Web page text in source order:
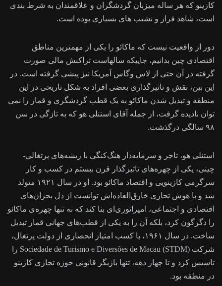
کازینو که هر ساله میزبان گردشگران و علاقمندان به شرط بندی
است، شاهد فراز و نشیب های بسیاری بوده است.
دور از واقعیت نیست که ماکائو را یکی از مهمترین مناطق
اقتصادی چین بدانیم، جاییکه سالهاست تراکنش مالی صورت
گرفته در آن حتی از لاس وگاس آمریکا نیز پیشی گرفته است. در
این بین، نقش و تاثیرگذاری بعضی افراد به شکل تاریخی در این
منطقه و تبدیل شدن ماکائو به یک قطب گردشگری و قمار را نمی
توان نادیده گرفت، از جمله آقای استنلی هو که به تازگی در سن
۹۸ سالگی درگذشت.
استنلی هو، تاجر و سرمایه‌دار هنگ‌کنگی با ریشه‌های پرتغالی-
چینی، یکی از چهره‌های تاثیرگذار قرن بیستم در کسب و کار
سرگرمی کازینویی و اقتصاد ماکائو بود. او در سال ۱۹۲۱ متولد
شد و با هوش تجاری خارق‌العاده‌اش توانست از دل بحران‌های
اقتصادی و اجتماعی، امپراتوری‌ای بنا کند که نه‌ تنها چهره‌ی ماکائو
را دگرگون کرد، بلکه آن را به یکی از قطب‌های جهانی قمار تبدیل
ساخت. در سال ۱۹۶۱، با کسب امتیاز انحصاری از دولت پرتغال،
شرکت Sociedade de Turismo e Diversões de Macau (STDM) را
تاسیس کرد و تا چهار دهه، تنها بازیگر قانونی حوزه تجازی کازینو
در منطقه بود.